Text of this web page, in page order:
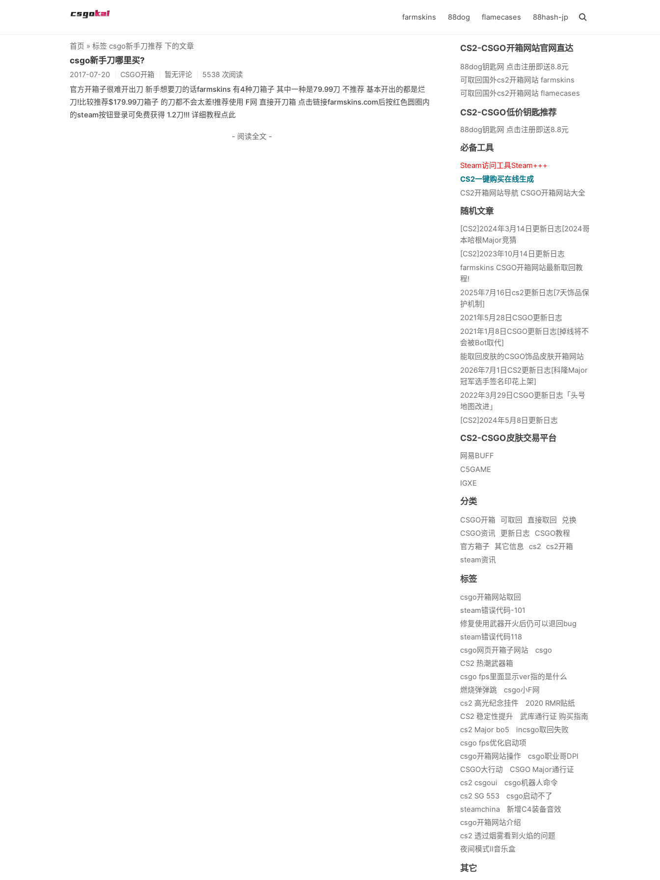
farmskins 88dog flamecases 88hash-jp
首页 » 标签 csgo新手刀推荐 下的文章
csgo新手刀哪里买?
2017-07-20 CSGO开箱 暂无评论 5538 次阅读
官方开箱子很难开出刀 新手想要刀的话farmskins 有4种刀箱子 其中一种是79.99刀 不推荐 基本开出的都是烂
刀!比较推荐$179.99刀箱子 的刀都不会太差!推荐使用 F网 直接开刀箱 点击链接farmskins.com后按红色圆圈内
的steam按钮登录可免费获得 1.2刀!!! 详细教程点此
- 阅读全文 -
CS2-CSGO开箱网站官网直达
88dog钥匙网 点击注册即送8.8元
可取回国外cs2开箱网站 farmskins
可取回国外cs2开箱网站 flamecases
CS2-CSGO低价钥匙推荐
88dog钥匙网 点击注册即送8.8元
必备工具
Steam访问工具Steam+++
CS2一键购买在线生成
CS2开箱网站导航 CSGO开箱网站大全
随机文章
[CS2]2024年3月14日更新日志[2024哥
本哈根Major竞猜
[CS2]2023年10月14日更新日志
farmskins CSGO开箱网站最新取回教
程!
2025年7月16日cs2更新日志[7天饰品保
护机制]
2021年5月28日CSGO更新日志
2021年1月8日CSGO更新日志[掉线将不
会被Bot取代]
能取回皮肤的CSGO饰品皮肤开箱网站
2026年7月1日CS2更新日志[科隆Major
冠军选手签名印花上架]
2022年3月29日CSGO更新日志「头号
地图改进」
[CS2]2024年5月8日更新日志
CS2-CSGO皮肤交易平台
网易BUFF
C5GAME
IGXE
分类
CSGO开箱 可取回 直接取回
兑换
CSGO资讯
更新日志
CSGO教程
官方箱子
其它信息 cs2
cs2开箱
steam资讯
标签
csgo开箱网站取回
steam错误代码-101
修复使用武器开火后仍可以退回bug
steam错误代码118
csgo网页开箱子网站
csgo
CS2 热潮武器箱
csgo fps里面显示ver指的是什么
燃烧弹弹跳
csgo小F网
cs2 高光纪念挂件
2020 RMR贴纸
CS2 稳定性提升
武库通行证 购买指南
cs2 Major bo5
incsgo取回失败
csgo fps优化启动项
csgo开箱网站操作
csgo职业哥DPI
CSGO大行动
CSGO Major通行证
cs2 csgoui
csgo机器人命令
cs2 SG 553
csgo启动不了
steamchina
新增C4装备音效
csgo开箱网站介绍
cs2 透过烟雾看到火焰的问题
夜间模式II音乐盒
其它